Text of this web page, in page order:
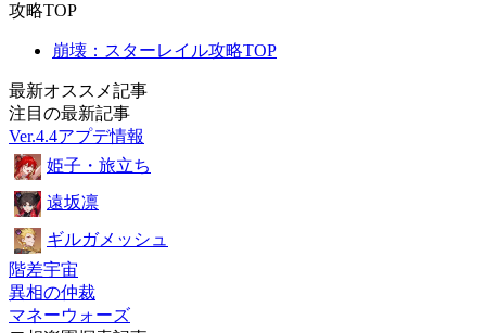
攻略TOP
崩壊：スターレイル攻略TOP
最新オススメ記事
注目の最新記事
Ver.4.4アプデ情報
姫子・旅立ち
遠坂凛
ギルガメッシュ
階差宇宙
異相の仲裁
マネーウォーズ